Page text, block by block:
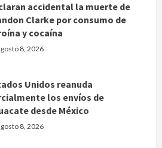
accidental la muerte de
Clarke por consumo de
y cocaína
8, 2026
Unidos reanuda
los envíos de
desde México
8, 2026